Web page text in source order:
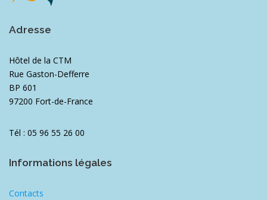
Adresse
Hôtel de la CTM
Rue Gaston-Defferre
BP 601
97200 Fort-de-France
Tél : 05 96 55 26 00
Informations légales
Contacts